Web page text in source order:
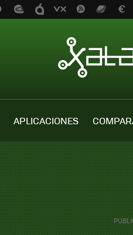
APLICACIONES